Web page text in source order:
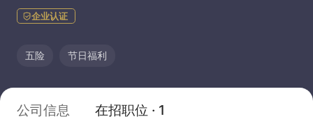
企业认证
五险 节日福利
公司信息 在招职位 · 1